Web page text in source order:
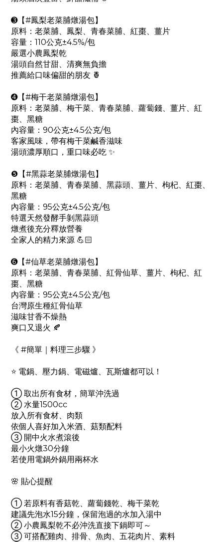
➌【#鳳梨老菜脯燉湯包】
原料：老菜脯、鳳梨、青春菜脯、紅棗、薑片
容量：110公克±4.5%/包
嚴選小農鳳梨乾
湯頭自然甘甜、清爽無負擔
推薦給口味偏甜的朋友 🍍
➍【#梅干老菜脯燉湯包】
原料：老菜脯、梅干菜、青春菜脯、蘿蔔錢、薑片、紅
棗、黑糖
內容量：90公克±4.5公克/包
客家風味，帶有梅干菜鹹香滋味
湯頭濃厚順口，重口味必吃 ✨
❺【#黑蒜老菜脯燉湯包】
原料：老菜脯、青春菜脯、黑蒜頭、薑片、枸杞、紅棗、
黑糖
內容量：95公克±4.5公克/包
特選天然發酵手剝黑蒜頭
燉煮後充分釋放營養
全家人的精力來源 💪🏻
➏【#仙草老菜脯燉湯包】
原料：老菜脯、青春菜脯、紅骨仙草、薑片、枸杞、紅
棗、黑糖
內容量：95公克±4.5公克/包
台灣原生種紅骨仙草
滋味甘香不燥熱
爽口又退火 🍂
《 #簡單｜料理三步驟 》
⭐️ 電鍋、壓力鍋、電磁爐、瓦斯爐都可以！
① 取出所有食材，簡單沖洗過
② 水量1500cc
放入所有食材、肉類
依個人喜好加入米酒、菇類配料
③ 開中火水煮滾後
最小火燉30分鐘
若使用電鍋外鍋用兩杯水
🌸 貼心提醒
① 若原料有香菇乾、蘿蔔錢乾、梅干菜乾
建議先泡水15分鐘，保留泡過的水加入湯中
② 小農鳳梨乾不必沖洗直接下鍋即可～
③ 可搭配雞肉、排骨、魚肉、五花肉片、素料